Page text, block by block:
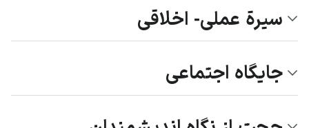
سیرة عملی- اخلاقی
جایگاه اجتماعی